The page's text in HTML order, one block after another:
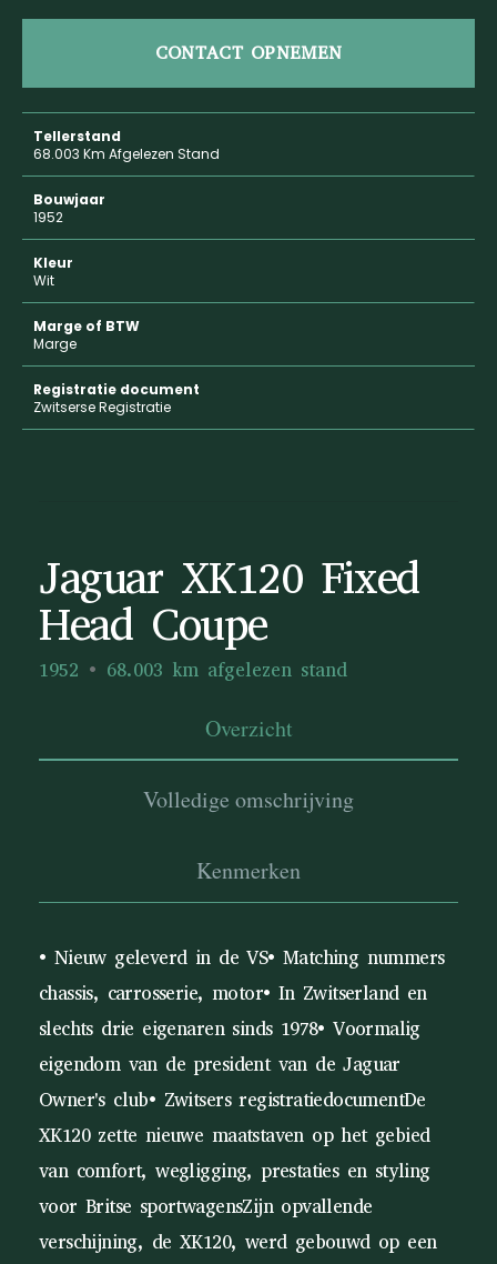
CONTACT OPNEMEN
Tellerstand
68.003 Km Afgelezen Stand
Bouwjaar
1952
Kleur
Wit
Marge of BTW
Marge
Registratie document
Zwitserse Registratie
Jaguar XK120 Fixed
Head Coupe
1952 68.003 km afgelezen stand
Overzicht
Volledige omschrijving
Kenmerken
• Nieuw geleverd in de VS• Matching nummers
chassis, carrosserie, motor• In Zwitserland en
slechts drie eigenaren sinds 1978• Voormalig
eigendom van de president van de Jaguar
Owner's club• Zwitsers registratiedocumentDe
XK120 zette nieuwe maatstaven op het gebied
van comfort, wegligging, prestaties en styling
voor Britse sportwagensZijn opvallende
verschijning, de XK120, werd gebouwd op een